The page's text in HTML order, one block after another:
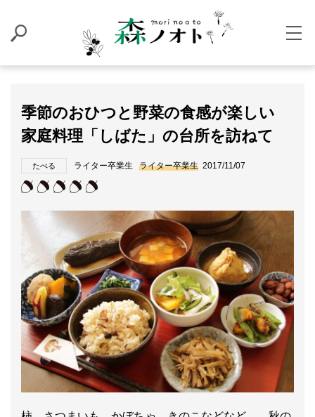
季節のおひつと野菜の食感が楽しい
家庭料理「しばた」の台所を訪ねて
たべる ライター卒業生 ライター卒業生 2017/11/07